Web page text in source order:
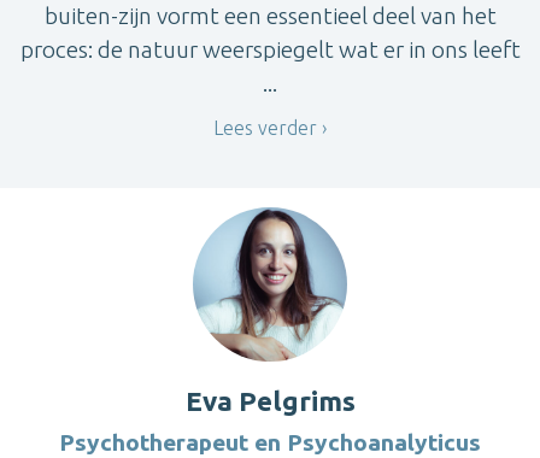
buiten-zijn vormt een essentieel deel van het
proces: de natuur weerspiegelt wat er in ons leeft
...
Lees verder
Eva Pelgrims
Psychotherapeut en Psychoanalyticus